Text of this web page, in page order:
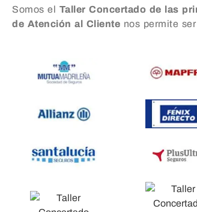
Somos el Taller Concertado de las
de Atención al Cliente nos permite